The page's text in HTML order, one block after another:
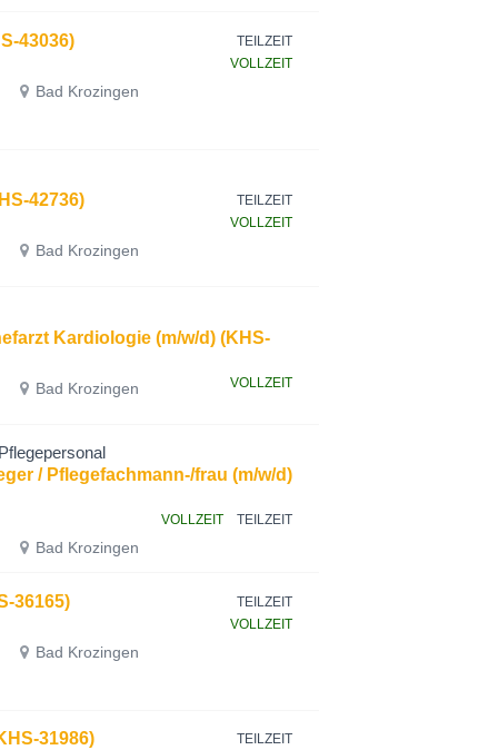
43036)
TEILZEIT
VOLLZEIT
Bad Krozingen
42736)
TEILZEIT
VOLLZEIT
Bad Krozingen
Kardiologie (m/w/d) (KHS-
VOLLZEIT
Bad Krozingen
/ Pflegefachmann-/frau (m/w/d)
TEILZEIT
VOLLZEIT
Bad Krozingen
36165)
TEILZEIT
VOLLZEIT
Bad Krozingen
31986) TEILZEIT